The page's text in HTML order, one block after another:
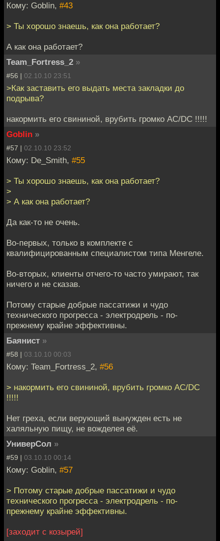
Кому: Goblin, #43
> Ты хорошо знаешь, как она работает?
А как она работает?
Team_Fortress_2 »
#56 | 02.10.10 23:51
>Как заставить его выдать места закладки до
подрыва?
накормить его свининой, врубить громко AC/DC !!!!!
Goblin »
#57 | 02.10.10 23:52
Кому: De_Smith, #55
> Ты хорошо знаешь, как она работает?
>
> А как она работает?
Да как-то не очень.
Во-первых, только в комплекте с
квалифицированным специалистом типа Менгеле.
Во-вторых, клиенты отчего-то часто умирают, так
ничего и не сказав.
Потому старые добрые пассатижи и чудо
технического прогресса - электродрель - по-
прежнему крайне эффективны.
Баянист »
#58 | 03.10.10 00:03
Кому: Team_Fortress_2, #56
> накормить его свининой, врубить громко AC/DC
!!!!!
Нет греха, если верующий вынужден есть не
халяльную пищу, не вожделея её.
УниверСол »
#59 | 03.10.10 00:14
Кому: Goblin, #57
> Потому старые добрые пассатижи и чудо
технического прогресса - электродрель - по-
прежнему крайне эффективны.
[заходит с козырей]